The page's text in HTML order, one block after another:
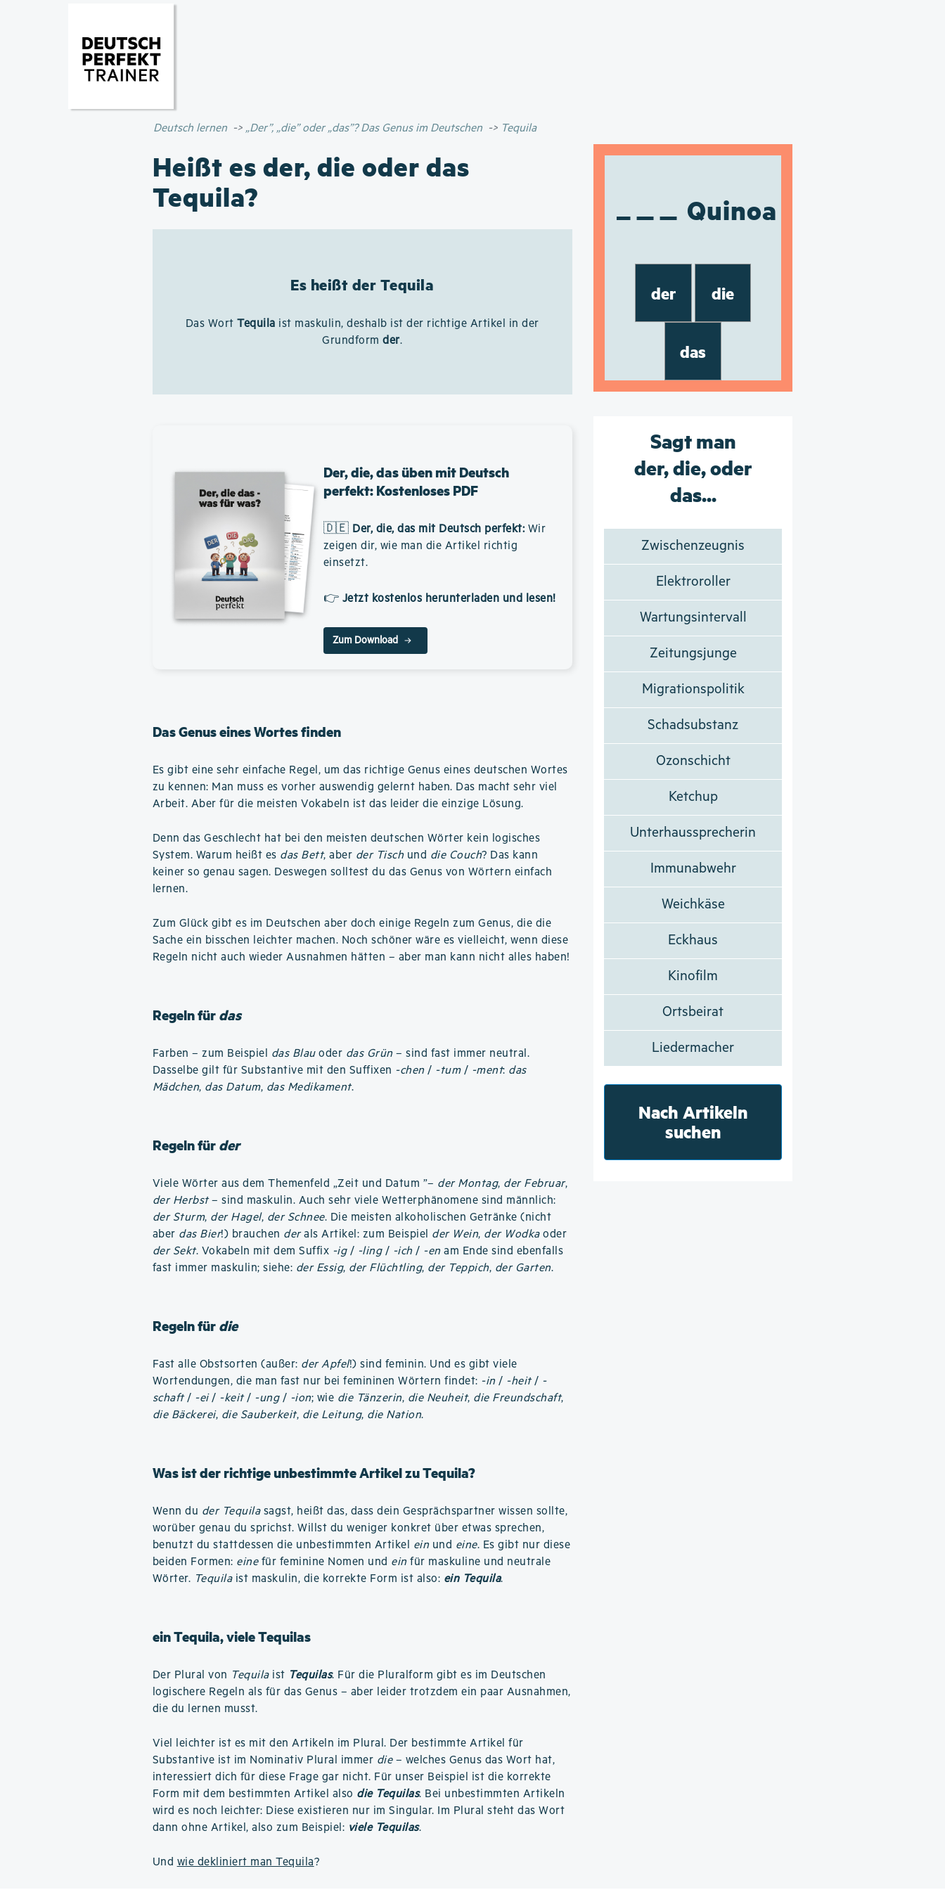
Deutsch lernen „Der”, „die” oder „das”? Das Genus im Deutschen Tequila
Heißt es der, die oder das
Tequila?
Es heißt der Tequila
Das WortTequila ist maskulin, deshalb ist der richtige Artikel in der
Grundformder.
Der, die, das üben mit Deutsch
perfekt: Kostenloses PDF
🇩🇪 Der, die, das mit Deutsch perfekt: Wir
zeigen dir, wie man die Artikel richtig
einsetzt.
👉 Jetzt kostenlos herunterladen und lesen!
Zum Download
Das Genus eines Wortes finden
Es gibt eine sehr einfache Regel, um das richtige Genus eines deutschen Wortes
zu kennen: Man muss es vorher auswendig gelernt haben. Das macht sehr viel
Arbeit. Aber für die meisten Vokabeln ist das leider die einzige Lösung.
Denn das Geschlecht hat bei den meisten deutschen Wörter kein logisches
System. Warum heißt es das Bett, aber der Tisch und die Couch? Das kann
keiner so genau sagen. Deswegen solltest du das Genus von Wörtern einfach
lernen.
Zum Glück gibt es im Deutschen aber doch einige Regeln zum Genus, die die
Sache ein bisschen leichter machen. Noch schöner wäre es vielleicht, wenn diese
Regeln nicht auch wieder Ausnahmen hätten – aber man kann nicht alles haben!
Regeln fürdas
Farben – zum Beispiel das Blauoder das Grün – sind fast immer neutral.
Dasselbe gilt für Substantive mit den Suffixen -chen / -tum/ -ment: das
Mädchen, das Datum, das Medikament.
Regeln fürder
Viele Wörter aus dem Themenfeld „Zeit und Datum ”– der Montag, der Februar,
der Herbst– sind maskulin. Auch sehr viele Wetterphänomene sind männlich:
der Sturm, der Hagel, der Schnee. Die meisten alkoholischen Getränke (nicht
aber das Bier!) brauchen derals Artikel: zum Beispiel der Wein, der Wodkaoder
der Sekt. Vokabeln mit dem Suffix -ig/ -ling/ -ich / -en am Ende sind ebenfalls
fast immer maskulin; siehe: der Essig, der Flüchtling, der Teppich, der Garten.
Regeln fürdie
Fast alle Obstsorten (außer: der Apfel!) sind feminin. Und es gibt viele
Wortendungen, die man fast nur bei femininen Wörtern findet: -in / -heit/ -
schaft/ -ei/ -keit/ -ung/ -ion; wie die Tänzerin, die Neuheit, die Freundschaft,
die Bäckerei, die Sauberkeit, die Leitung, die Nation.
Was ist der richtige unbestimmte Artikel zu Tequila?
Wenn du der Tequilasagst, heißt das, dass dein Gesprächspartner wissen sollte,
worüber genau du sprichst. Willst du weniger konkret über etwas sprechen,
benutzt du stattdessen die unbestimmten Artikel ein und eine. Es gibt nur diese
beiden Formen: einefür feminine Nomen und ein für maskuline und neutrale
Wörter. Tequilaist maskulin, die korrekte Form ist also: ein Tequila.
ein Tequila, viele Tequilas
Der Plural von Tequilaist Tequilas. Für die Pluralform gibt es im Deutschen
logischere Regeln als für das Genus – aber leider trotzdem ein paar Ausnahmen,
die du lernen musst.
Viel leichter ist es mit den Artikeln im Plural. Der bestimmte Artikel für
Substantive ist im Nominativ Plural immer die– welches Genus das Wort hat,
interessiert dich für diese Frage gar nicht. Für unser Beispiel ist die korrekte
Form mit dem bestimmten Artikel also die Tequilas. Bei unbestimmten Artikeln
wird es noch leichter: Diese existieren nur im Singular. Im Plural steht das Wort
dann ohne Artikel, also zum Beispiel: viele Tequilas.
Und wie dekliniert man Tequila?
Quinoa
der die
das
Sagt man
der, die, oder
das...
Zwischenzeugnis
Elektroroller
Wartungsintervall
Zeitungsjunge
Migrationspolitik
Schadsubstanz
Ozonschicht
Ketchup
Unterhaussprecherin
Immunabwehr
Weichkäse
Eckhaus
Kinofilm
Ortsbeirat
Liedermacher
Nach Artikeln
suchen